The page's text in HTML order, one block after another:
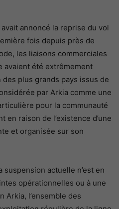
annoncé la reprise du vol
fois depuis près de
les liaisons commerciales
avaient été extrêmement
des plus grands pays issus de
par Arkia comme une
pour la communauté
en raison de l’existence d’une
et organisée sur son
suspension actuelle n’est en
opérationnelles ou à une
Arkia, l’ensemble des